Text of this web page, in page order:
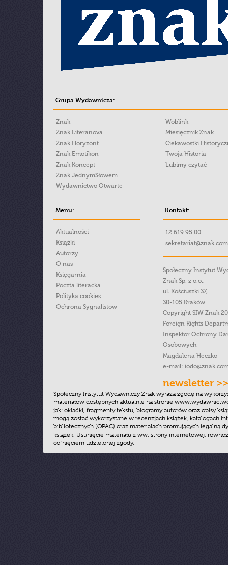
Grupa Wydawnicza:
Znak
Znak Literanova
Znak Horyzont
Znak Emotikon
Znak Koncept
Znak JednymSłowem
Wydawnictwo Otwarte
Woblink
Miesięcznik Znak
Ciekawostki
Twoja Historia
Lubimy czytać
Menu:
Aktualności
Książki
Autorzy
O nas
Księgarnia
Poczta literacka
Polityka cookies
Ochrona Sygnalistow
Kontakt:
12 619 95 00
Społeczny Instytut
Znak Sp. z o.o.,
ul. Kościuszki 37,
30-105 Kraków
Copyright SIW Znak
Foreign Rights
Inspektor Ochrony
Osobowych
Magdalena Heczko
e-mail:
newsletter >>
Społeczny Instytut Wydawniczy Znak wyraża zgodę na
materiałów dostępnych aktualnie na stronie
jak: okładki, fragmenty tekstu, biogramy autorów oraz opisy
mogą zostać wykorzystane w recenzjach książek, katalogach
bibliotecznych (OPAC) oraz materiałach promujących legalną
książek. Usunięcie materiału z ww. strony internetowej,
cofnięciem udzielonej zgody.